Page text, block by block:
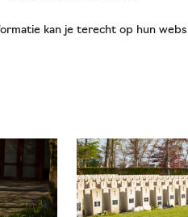
kan je terecht op hun